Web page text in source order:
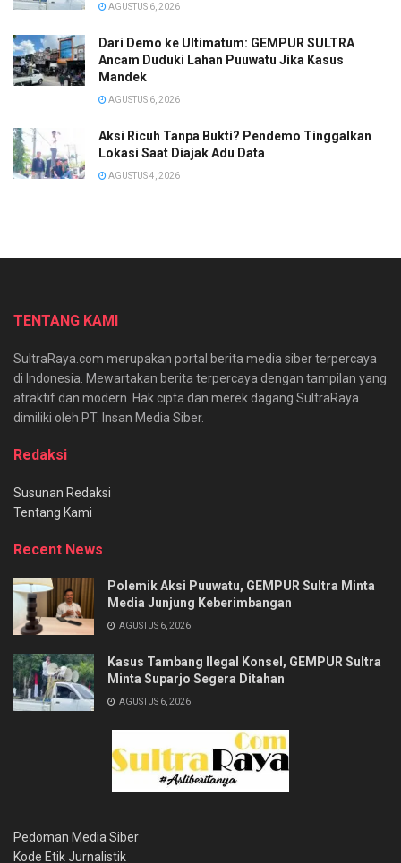
AGUSTUS 6, 2026
Dari Demo ke Ultimatum: GEMPUR SULTRA
Ancam Duduki Lahan Puuwatu Jika Kasus
Mandek
AGUSTUS 6, 2026
Aksi Ricuh Tanpa Bukti? Pendemo Tinggalkan
Lokasi Saat Diajak Adu Data
AGUSTUS 4, 2026
TENTANG KAMI
SultraRaya.com merupakan portal berita media siber terpercaya
di Indonesia. Mewartakan berita terpercaya dengan tampilan yang
atraktif dan modern. Hak cipta dan merek dagang SultraRaya
dimiliki oleh PT. Insan Media Siber.
Redaksi
Susunan Redaksi
Tentang Kami
Recent News
Polemik Aksi Puuwatu, GEMPUR Sultra Minta
Media Junjung Keberimbangan
AGUSTUS 6, 2026
Kasus Tambang Ilegal Konsel, GEMPUR Sultra
Minta Suparjo Segera Ditahan
AGUSTUS 6, 2026
Pedoman Media Siber
Kode Etik Jurnalistik